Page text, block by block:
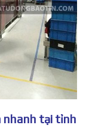
nhanh tại tỉnh